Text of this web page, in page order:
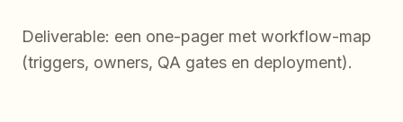
Deliverable: een one-pager met workflow-map
(triggers, owners, QA gates en deployment).